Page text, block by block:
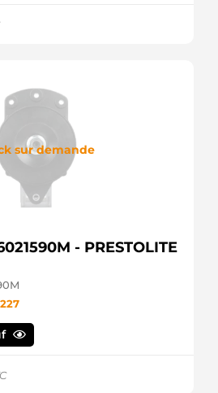
sur demande
- PRESTOLITE